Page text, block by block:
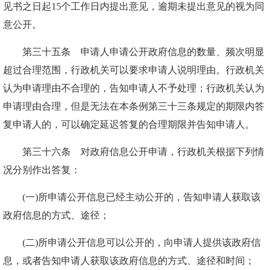
见书之日起15个工作日内提出意见，逾期未提出意见的视为同
意公开。
第三十五条 申请人申请公开政府信息的数量、频次明显
超过合理范围，行政机关可以要求申请人说明理由。行政机关
认为申请理由不合理的，告知申请人不予处理；行政机关认为
申请理由合理，但是无法在本条例第三十三条规定的期限内答
复申请人的，可以确定延迟答复的合理期限并告知申请人。
第三十六条 对政府信息公开申请，行政机关根据下列情
况分别作出答复：
(一)所申请公开信息已经主动公开的，告知申请人获取该
政府信息的方式、途径；
(二)所申请公开信息可以公开的，向申请人提供该政府信
息，或者告知申请人获取该政府信息的方式、途径和时间；